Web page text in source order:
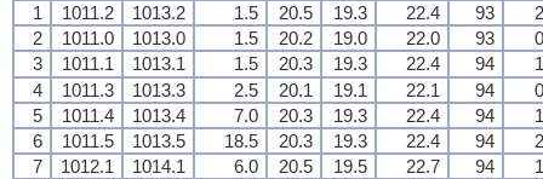
1
1011.2 1013.2 1.5 20.5 19.3 22.4 93
2
1011.0 1013.0 1.5 20.2 19.0 22.0 93
3
1011.1 1013.1 1.5 20.3 19.3 22.4 94
4
1011.3 1013.3 2.5 20.1 19.1 22.1 94
5
1011.4 1013.4 7.0 20.3 19.3 22.4 94
6
1011.5 1013.5 18.5 20.3 19.3 22.4 94
7
1012.1 1014.1 6.0 20.5 19.5 22.7 94